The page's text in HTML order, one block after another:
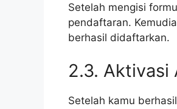
Setelah mengisi
pendaftaran.
berhasil didaftarkan.
2.3. Aktivasi
Setelah kamu